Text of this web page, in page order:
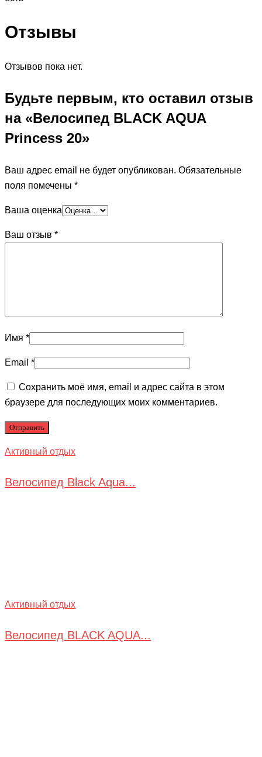
Отзывы
Отзывов пока нет.
Будьте первым, кто оставил отзыв
на «Велосипед BLACK AQUA
Princess 20»
Ваш адрес email не будет опубликован. Обязательные
поля помечены *
Ваша оценка
Ваш отзыв *
Имя *
Email *
Сохранить моё имя, email и адрес сайта в этом
браузере для последующих моих комментариев.
Активный отдых
Велосипед Black Aqua...
Активный отдых
Велосипед BLACK AQUA...